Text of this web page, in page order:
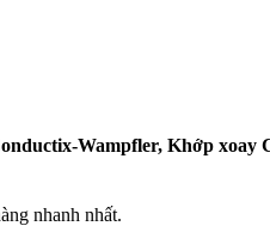
Wampfler, Khớp
nhanh nhất.